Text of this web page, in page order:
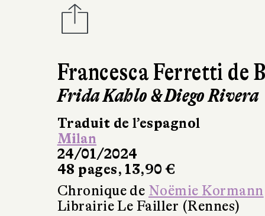
Francesca Ferretti de
Frida Kahlo & Diego Rivera
Traduit de l’espagnol
Milan
24/01/2024
48 pages, 13,90 €
Chronique de Noëmie Kormann
Librairie Le Failler (Rennes)